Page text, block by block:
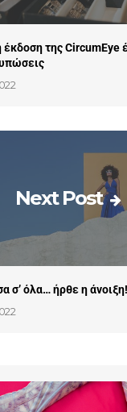
έκδοση της CircumEye
Next Post
σ’ όλα… ήρθε η άνοιξη!